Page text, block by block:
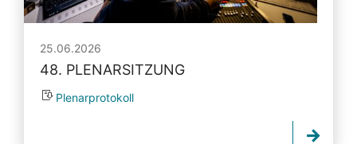
25.06.2026
48. PLENARSITZUNG
Plenarprotokoll